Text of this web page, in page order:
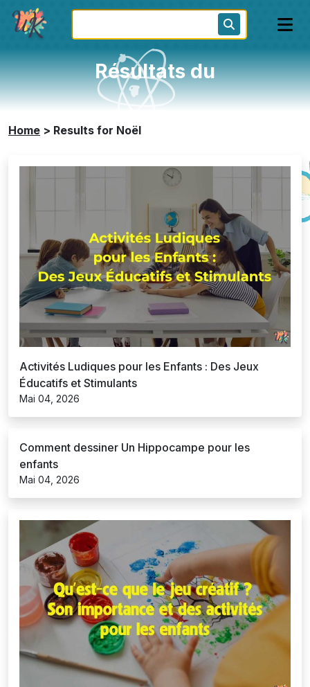
Résultats du
Home > Results for Noël
Activités Ludiques pour les Enfants : Des Jeux
Éducatifs et Stimulants
Mai 04, 2026
Comment dessiner Un Hippocampe pour les
enfants
Mai 04, 2026